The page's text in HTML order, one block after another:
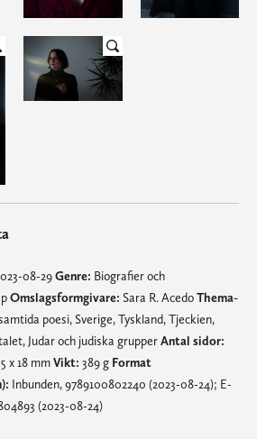
08-29Genre: Biografier och
Omslagsformgivare: Sara R. AcedoThema-
poesi, Sverige, Tyskland, Tjeckien,
Judar och judiska grupperAntal sidor:
x 18 mmVikt: 389 g Format
Inbunden, 9789100802240 (2023-08-24); E-
(2023-08-24)